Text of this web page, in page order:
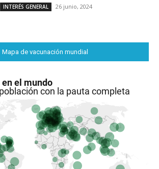
INTERÉS GENERAL 26 junio, 2024
Mapa de vacunación mundial